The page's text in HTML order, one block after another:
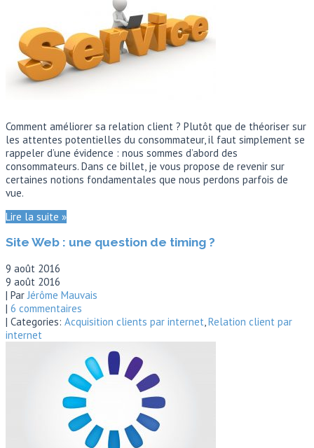
Comment améliorer sa relation client ? Plutôt que de théoriser sur
les attentes potentielles du consommateur, il faut simplement se
rappeler d’une évidence : nous sommes d’abord des
consommateurs. Dans ce billet, je vous propose de revenir sur
certaines notions fondamentales que nous perdons parfois de
vue.
Lire la suite »
Site Web : une question de timing ?
9 août 2016
9 août 2016
| ParJérôme Mauvais
| 6 commentaires
| Categories: Acquisition clients par internet,Relation client par
internet